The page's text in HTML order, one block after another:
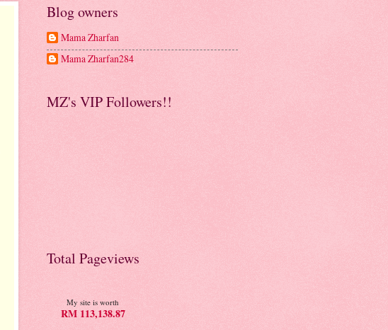
Blog owners
Mama Zharfan
Mama Zharfan284
MZ's VIP Followers!!
Total Pageviews
My site is worth
RM 113,138.87